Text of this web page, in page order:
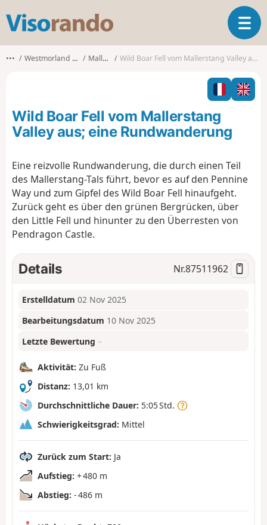
s
o
o
T
o
g
l
e
n
t
••• Westmorland and Furness Mallerstang Wild Boar Fell vom Mallerstang Valley aus; eine Rundwanderung
Wild Boar Fell vom Mallerstang
Valley aus; eine Rundwanderung
Eine reizvolle Rundwanderung, die durch einen Teil
des Mallerstang-Tals führt, bevor es auf den Pennine
Way und zum Gipfel des Wild Boar Fell hinaufgeht.
Zurück geht es über den grünen Bergrücken, über
den Little Fell und hinunter zu den Überresten von
Pendragon Castle.
Details Nr.87511962
Erstelldatum 02 Nov 2025
Bearbeitungsdatum 10 Nov 2025
Letzte Bewertung –
Aktivität: Zu Fuß
Distanz: 13,01 km
Durchschnittliche Dauer: 5:05 Std.
Schwierigkeitsgrad: Mittel
Zurück zum Start: Ja
Aufstieg: + 480 m
Abstieg: - 486 m